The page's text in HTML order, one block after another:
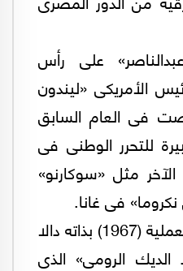
على رأس
الأمريكى «ليندون
فى العام السابق
للتحرر الوطنى فى
الآخر مثل «سوكارنو»
فى غانا.
كان الوصف الأمريكى لعملية (1967) بذاته دالا
الرومى» الذى